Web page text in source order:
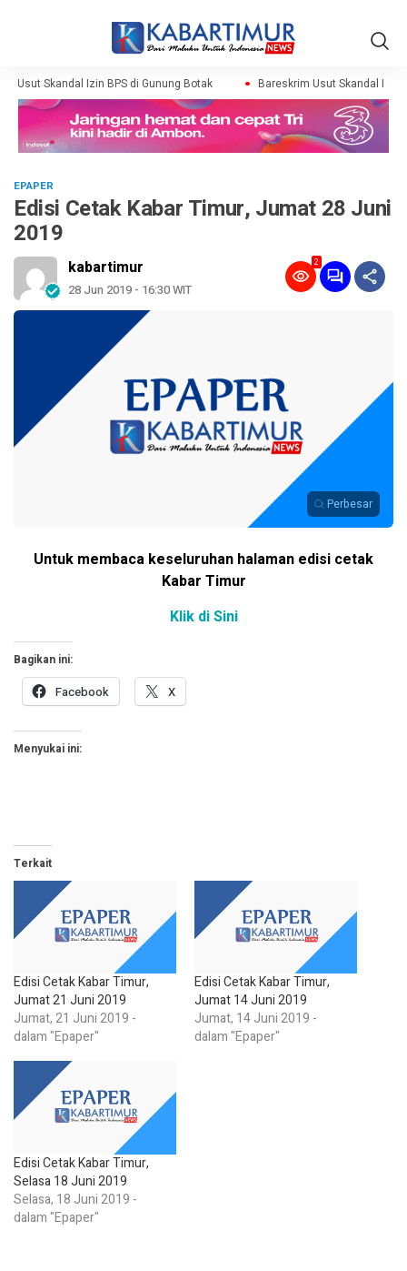
Usut Skandal Izin BPS di Gunung Botak Bareskrim Usut Skandal Izin
EPAPER
Edisi Cetak Kabar Timur, Jumat 28 Juni
2019
kabartimur
28 Jun 2019 - 16:30 WIT
2
Perbesar
Untuk membaca keseluruhan halaman edisi cetak
Kabar Timur
Klik di Sini
Bagikan ini:
Facebook X
Menyukai ini:
Terkait
Edisi Cetak Kabar Timur,
Jumat 21 Juni 2019
Jumat, 21 Juni 2019 -
dalam "Epaper"
Edisi Cetak Kabar Timur,
Jumat 14 Juni 2019
Jumat, 14 Juni 2019 -
dalam "Epaper"
Edisi Cetak Kabar Timur,
Selasa 18 Juni 2019
Selasa, 18 Juni 2019 -
dalam "Epaper"